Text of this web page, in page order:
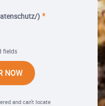
)
fields
NOW
and can't locate